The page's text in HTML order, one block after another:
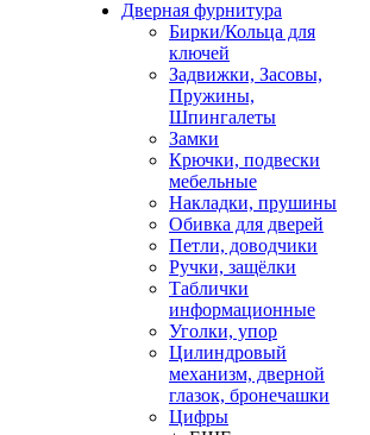
Дверная фурнитура
Бирки/Кольца для
ключей
Задвижки, Засовы,
Пружины,
Шпингалеты
Замки
Крючки, подвески
мебельные
Накладки, прушины
Обивка для дверей
Петли, доводчики
Ручки, защёлки
Таблички
информационные
Уголки, упор
Цилиндровый
механизм, дверной
глазок, бронечашки
Цифры